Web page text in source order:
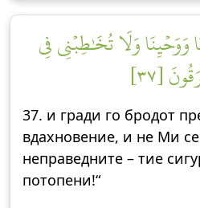
وَوَحۡيِنَا وَلَا تُخَٰطِبۡنِي فِي
[٣٧]
37. и гради го бродот
вдахновение, и не Ми се
неправедните – тие
потопени!“